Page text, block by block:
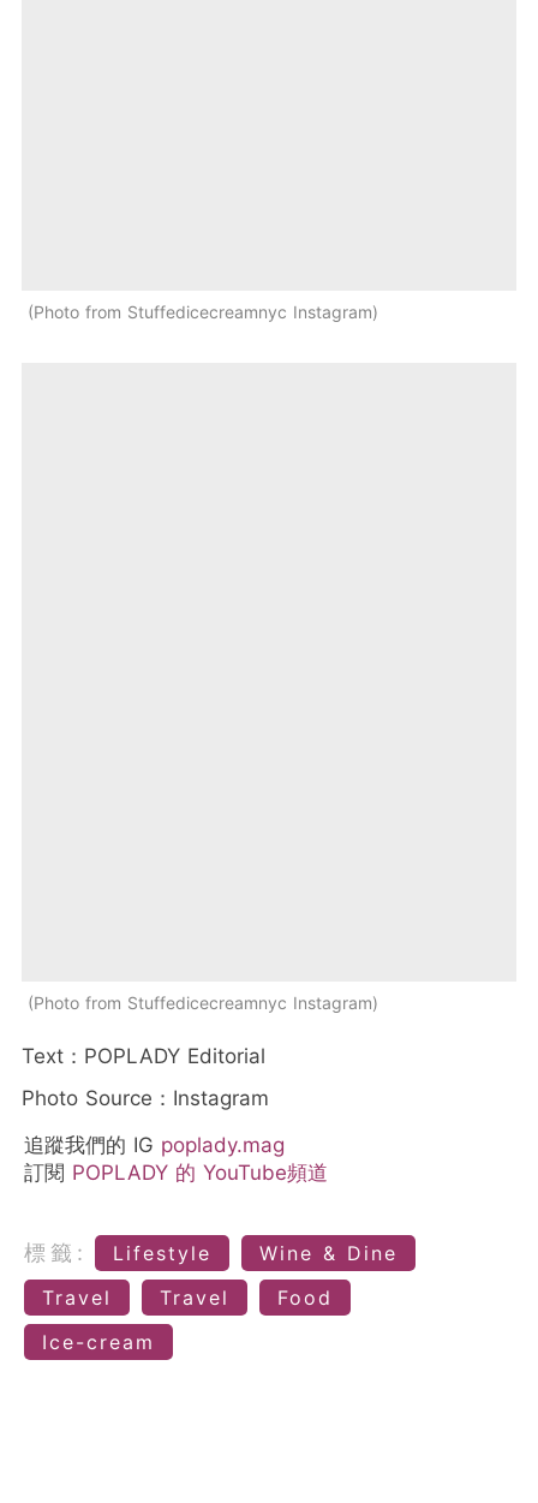
Photo from Stuffedicecreamnyc Instagram
Photo from Stuffedicecreamnyc Instagram
Text：POPLADY Editorial
Photo Source：Instagram
追蹤我們的 IG poplady.mag
訂閱 POPLADY 的 YouTube頻道
標籤: Lifestyle
Wine & Dine
Travel
Travel
Food
Ice-cream